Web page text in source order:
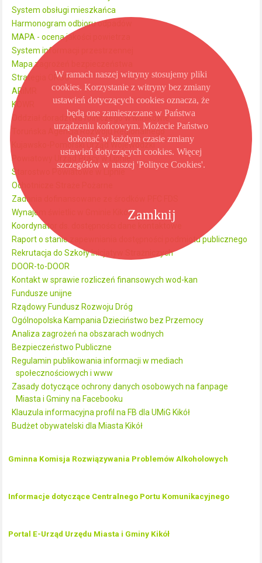
System obsługi mieszkańca
Harmonogram odbioru odpadów
MAPA - ocena jakości powietrza
System informacji przestrzennej
Mapa zagrożeń bezpieczeństwa
Strategia ORSG
ARiMR
KOWR
Oddział doradztwa rolniczego w Minikowie
Toruńska Agencja Rozwoju Regionalnego
Kujawsko-Pomorski Urząd Wojewódzki
Powiatowy Urząd Pracy w Lipnie
Starostwo Powiatowe w Lipnie
Ochotnicze Straże Pożarne
Zadania dofinansowane ze środków PFC FDS
Wynajem świetlic w Gminie Kikół
Koordynator ds. dostępności dane kontaktowe
Raport o stanie zapewniania dostępności podmiotu publicznego
Rekrutacja do Szkoły Inicjatyw Strażniczych
DOOR-to-DOOR
Kontakt w sprawie rozliczeń finansowych wod-kan
Fundusze unijne
Rządowy Fundusz Rozwoju Dróg
Ogólnopolska Kampania Dzieciństwo bez Przemocy
Analiza zagrożeń na obszarach wodnych
Bezpieczeństwo Publiczne
Regulamin publikowania informacji w mediach
społecznościowych i www
Zasady dotyczące ochrony danych osobowych na fanpage
Miasta i Gminy na Facebooku
Klauzula informacyjna profil na FB dla UMiG Kikół
Budżet obywatelski dla Miasta Kikół
Gminna Komisja Rozwiązywania Problemów Alkoholowych
Informacje dotyczące Centralnego Portu Komunikacyjnego
Portal E-Urząd Urzędu Miasta i Gminy Kikół
Zamknij
W ramach naszej witryny stosujemy pliki
cookies. Korzystanie z witryny bez zmiany
ustawień dotyczących cookies oznacza, że
będą one zamieszczane w Państwa
urządzeniu końcowym. Możecie Państwo
dokonać w każdym czasie zmiany
ustawień dotyczących cookies. Więcej
szczegółów w naszej 'Polityce Cookies'.